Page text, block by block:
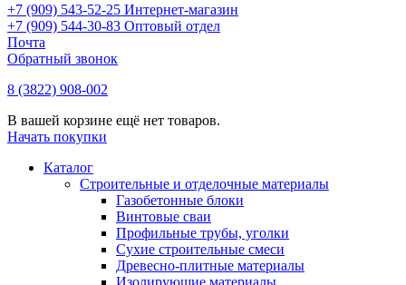
+7 (909) 543-52-25 Интернет-магазин
+7 (909) 544-30-83 Оптовый отдел
Почта
Обратный звонок
8 (3822) 908-002
В вашей корзине ещё нет товаров.
Начать покупки
Каталог
Строительные и отделочные материалы
Газобетонные блоки
Винтовые сваи
Профильные трубы, уголки
Сухие строительные смеси
Древесно-плитные материалы
Изолирующие материалы